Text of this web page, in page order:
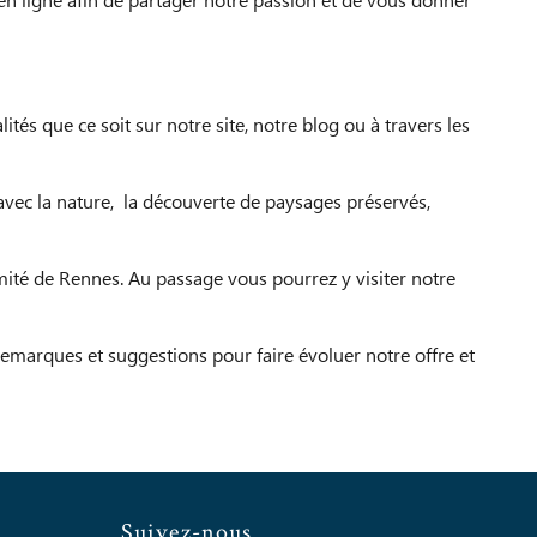
que ce soit sur notre site, notre blog ou à travers les
la nature, la découverte de paysages préservés,
de Rennes. Au passage vous pourrez y visiter notre
et suggestions pour faire évoluer notre offre et